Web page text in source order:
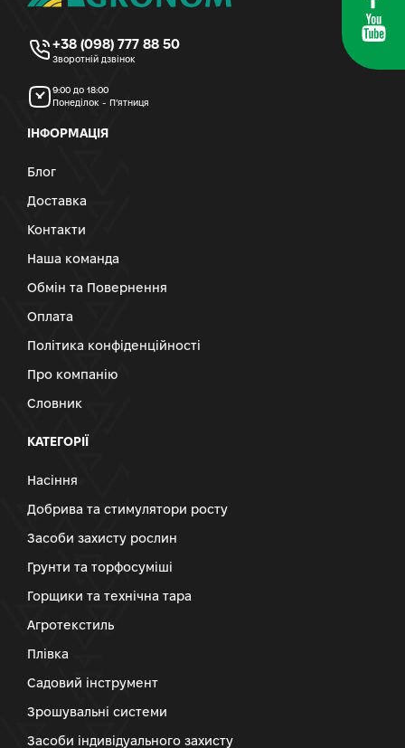
+38 (098) 777 88 50
Зворотній дзвінок
9:00 до 18:00
Понеділок - П’ятниця
ІНФОРМАЦІЯ
Блог
Доставка
Контакти
Наша команда
Обмін та Повернення
Оплата
Політика конфіденційності
Про компанію
Словник
КАТЕГОРІЇ
Насіння
Добрива та стимулятори росту
Засоби захисту рослин
Грунти та торфосуміші
Горщики та технічна тара
Агротекстиль
Плівка
Садовий інструмент
Зрошувальні системи
Засоби індивідуального захисту